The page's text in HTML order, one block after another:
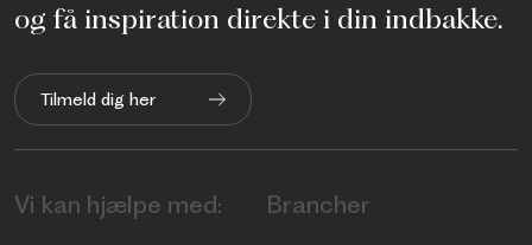
og få inspiration direkte i din indbakke.
Tilmeld dig her
Vi kan hjælpe med: Brancher